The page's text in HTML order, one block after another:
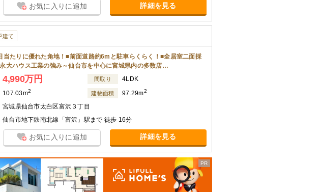
お気に入りに追加 詳細を見る
建て
当たりに優れた角地！■前面道路約6mと駐車らくらく！■全居室二面採
大ハウス工業の強み～仙台市を中心に宮城県内の多数店…
4,990万円 間取り 4LDK
107.03m2 建物面積 97.29m2
宮城県仙台市太白区富沢３丁目
仙台市地下鉄南北線「富沢」駅まで 徒歩 16分
お気に入りに追加 詳細を見る